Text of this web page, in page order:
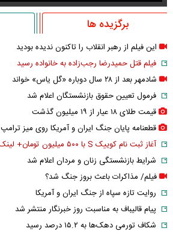
برگزیده ها
این فیلم از رهبر انقلاب را تاکنون ندیده بودید
فیلم قتل حمیدرضا رجب‌زاده به خانواده رسید
شادمهر بعد از ۲۸ سال دوباره «گل یاس» خواند
فرمول تعیین حقوق بازنشستگان اعلام شد
قیمت طلای ۱۸ عیار از ۱۹ میلیون گذشت
قطعنامه پایان جنگ ایران و آمریکا روی میز ترامپ
آغاز ثبت نام کوییک S با ۵۰۰ میلیون تومان+ لینک
شرایط بازنشستگی زنان و مردان اعلام شد
فیلم/ مذاکرات باعث بروز جنگ شد؟
روایت تازه سپاه از جنگ ایران و آمریکا
پیام قالیباف به مناسبت روز خبرنگار منتشر شد
شکاف تورمی دهک‌ها به ۱۵.۲ درصد رسید